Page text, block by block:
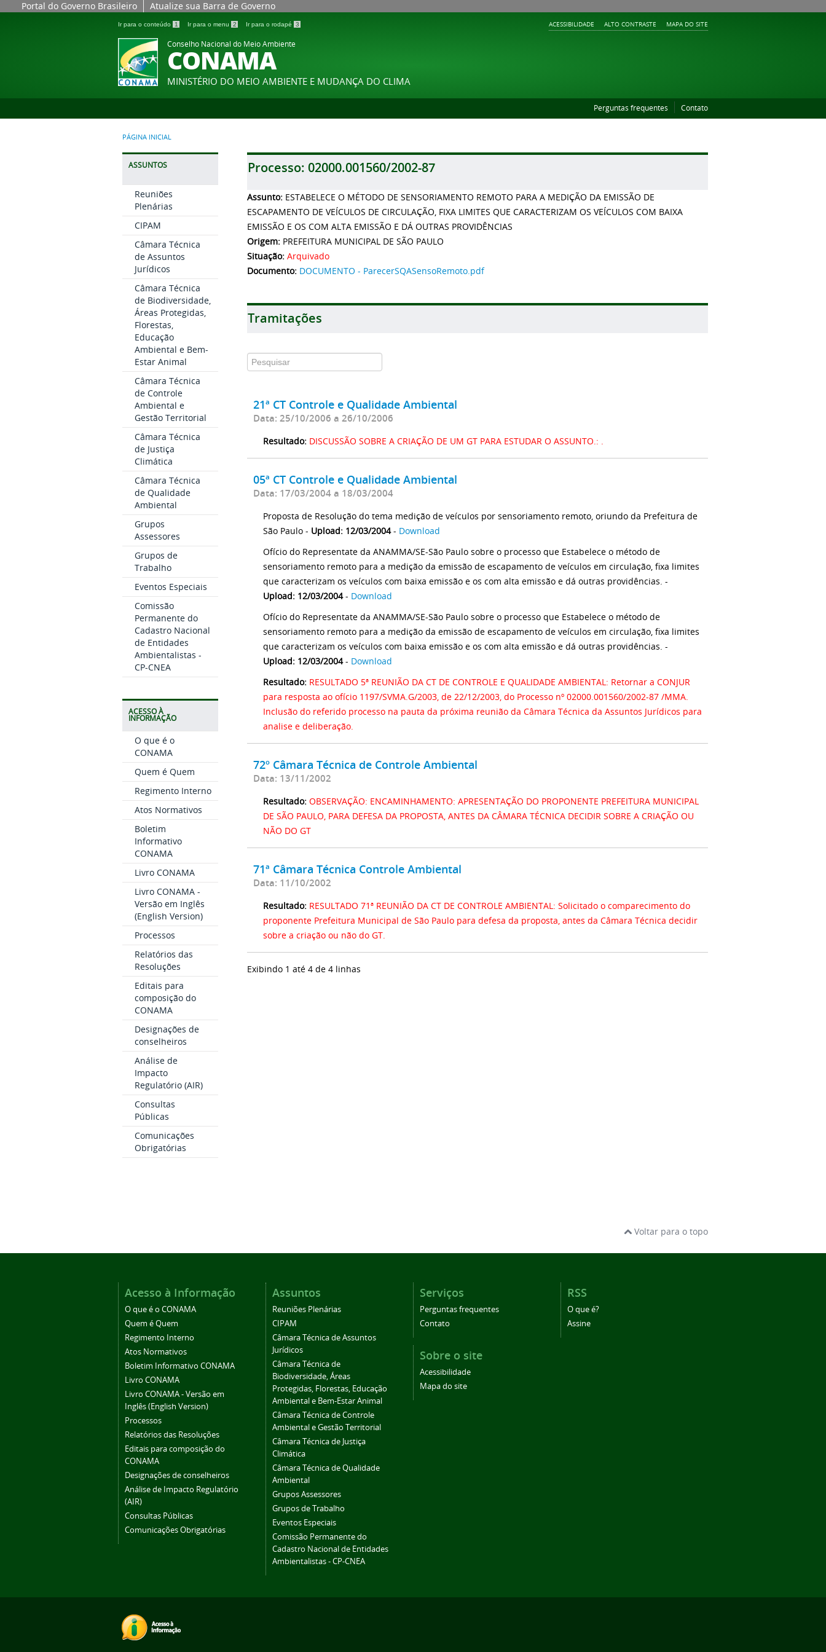
Portal do Governo Brasileiro Atualize sua Barra de Governo
Ir para o conteúdo 1 Ir para o menu 2 Ir para o rodapé 3 ACESSIBILIDADE ALTO CONTRASTE MAPA DO SITE
Conselho Nacional do Meio Ambiente
CONAMA
MINISTÉRIO DO MEIO AMBIENTE E MUDANÇA DO CLIMA
Perguntas frequentes Contato
PÁGINA INICIAL
ASSUNTOS
Reuniões
Plenárias
CIPAM
Câmara Técnica
de Assuntos
Jurídicos
Câmara Técnica
de Biodiversidade,
Áreas Protegidas,
Florestas,
Educação
Ambiental e Bem-
Estar Animal
Câmara Técnica
de Controle
Ambiental e
Gestão Territorial
Câmara Técnica
de Justiça
Climática
Câmara Técnica
de Qualidade
Ambiental
Grupos
Assessores
Grupos de
Trabalho
Eventos Especiais
Comissão
Permanente do
Cadastro Nacional
de Entidades
Ambientalistas -
CP-CNEA
ACESSO À
INFORMAÇÃO
O que é o
CONAMA
Quem é Quem
Regimento Interno
Atos Normativos
Boletim
Informativo
CONAMA
Livro CONAMA
Livro CONAMA -
Versão em Inglês
(English Version)
Processos
Relatórios das
Resoluções
Editais para
composição do
CONAMA
Designações de
conselheiros
Análise de
Impacto
Regulatório (AIR)
Consultas
Públicas
Comunicações
Obrigatórias
Processo: 02000.001560/2002-87
Assunto: ESTABELECE O MÉTODO DE SENSORIAMENTO REMOTO PARA A MEDIÇÃO DA EMISSÃO DE
ESCAPAMENTO DE VEÍCULOS DE CIRCULAÇÃO, FIXA LIMITES QUE CARACTERIZAM OS VEÍCULOS COM BAIXA
EMISSÃO E OS COM ALTA EMISSÃO E DÁ OUTRAS PROVIDÊNCIAS
Origem: PREFEITURA MUNICIPAL DE SÃO PAULO
Situação: Arquivado
Documento: DOCUMENTO - ParecerSQASensoRemoto.pdf
Tramitações
21ª CT Controle e Qualidade Ambiental
Data: 25/10/2006 a 26/10/2006
Resultado: DISCUSSÃO SOBRE A CRIAÇÃO DE UM GT PARA ESTUDAR O ASSUNTO.: .
05ª CT Controle e Qualidade Ambiental
Data: 17/03/2004 a 18/03/2004
Proposta de Resolução do tema medição de veículos por sensoriamento remoto, oriundo da Prefeitura de
São Paulo - Upload: 12/03/2004- Download
Ofício do Representate da ANAMMA/SE-São Paulo sobre o processo que Estabelece o método de
sensoriamento remoto para a medição da emissão de escapamento de veículos em circulação, fixa limites
que caracterizam os veículos com baixa emissão e os com alta emissão e dá outras providências. -
Upload: 12/03/2004- Download
Ofício do Representate da ANAMMA/SE-São Paulo sobre o processo que Estabelece o método de
sensoriamento remoto para a medição da emissão de escapamento de veículos em circulação, fixa limites
que caracterizam os veículos com baixa emissão e os com alta emissão e dá outras providências. -
Upload: 12/03/2004- Download
Resultado: RESULTADO 5ª REUNIÃO DA CT DE CONTROLE E QUALIDADE AMBIENTAL: Retornar a CONJUR
para resposta ao ofício 1197/SVMA.G/2003, de 22/12/2003, do Processo nº 02000.001560/2002-87 /MMA.
Inclusão do referido processo na pauta da próxima reunião da Câmara Técnica da Assuntos Jurídicos para
analise e deliberação.
72º Câmara Técnica de Controle Ambiental
Data: 13/11/2002
Resultado: OBSERVAÇÃO: ENCAMINHAMENTO: APRESENTAÇÃO DO PROPONENTE PREFEITURA MUNICIPAL
DE SÃO PAULO, PARA DEFESA DA PROPOSTA, ANTES DA CÂMARA TÉCNICA DECIDIR SOBRE A CRIAÇÃO OU
NÃO DO GT
71ª Câmara Técnica Controle Ambiental
Data: 11/10/2002
Resultado: RESULTADO 71ª REUNIÃO DA CT DE CONTROLE AMBIENTAL: Solicitado o comparecimento do
proponente Prefeitura Municipal de São Paulo para defesa da proposta, antes da Câmara Técnica decidir
sobre a criação ou não do GT.
Exibindo 1 até 4 de 4 linhas
Voltar para o topo
Acesso à Informação
O que é o CONAMA
Quem é Quem
Regimento Interno
Atos Normativos
Boletim Informativo CONAMA
Livro CONAMA
Livro CONAMA - Versão em
Inglês (English Version)
Processos
Relatórios das Resoluções
Editais para composição do
CONAMA
Designações de conselheiros
Análise de Impacto Regulatório
(AIR)
Consultas Públicas
Comunicações Obrigatórias
Assuntos
Reuniões Plenárias
CIPAM
Câmara Técnica de Assuntos
Jurídicos
Câmara Técnica de
Biodiversidade, Áreas
Protegidas, Florestas, Educação
Ambiental e Bem-Estar Animal
Câmara Técnica de Controle
Ambiental e Gestão Territorial
Câmara Técnica de Justiça
Climática
Câmara Técnica de Qualidade
Ambiental
Grupos Assessores
Grupos de Trabalho
Eventos Especiais
Comissão Permanente do
Cadastro Nacional de Entidades
Ambientalistas - CP-CNEA
Serviços
Perguntas frequentes
Contato
RSS
O que é?
Assine
Sobre o site
Acessibilidade
Mapa do site